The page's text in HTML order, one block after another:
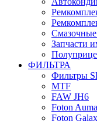
Запчасти
ФИЛЬТРА
Фильтры
MTF
FAW JH6
Foton
Foton